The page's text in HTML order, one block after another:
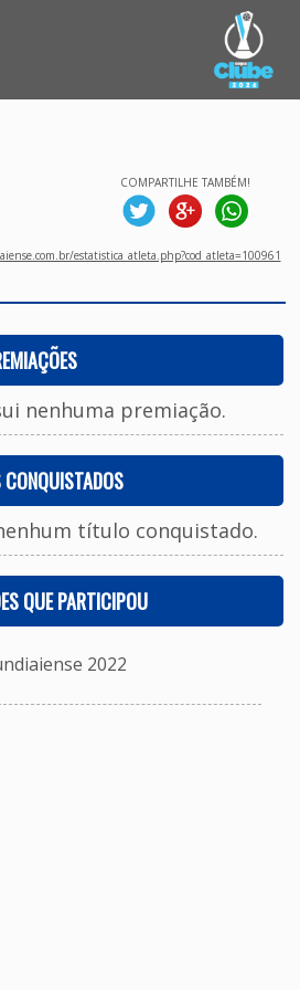
COMPARTILHE TAMBÉM!
estatistica_atleta.php?cod_atleta=100961
nenhuma premiação.
título conquistado.
QUE PARTICIPOU
2022